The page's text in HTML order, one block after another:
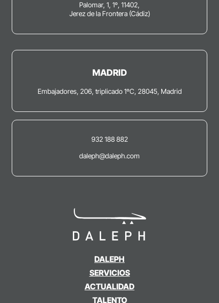
DALEPH
SERVICIOS
ACTUALIDAD
TALENTO
Palomar, 1, 1º, 11402,
Jerez de la Frontera (Cádiz)
MADRID
Embajadores, 206, triplicado 1ºC, 28045, Madrid
932 188 882
daleph@daleph.com